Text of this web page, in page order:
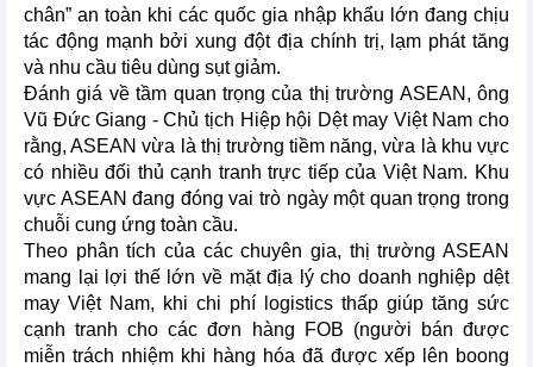
chân” an toàn khi các quốc gia nhập khẩu lớn đang chịu
tác động mạnh bởi xung đột địa chính trị, lạm phát tăng
và nhu cầu tiêu dùng sụt giảm.
Đánh giá về tầm quan trọng của thị trường ASEAN, ông
Vũ Đức Giang - Chủ tịch Hiệp hội Dệt may Việt Nam cho
rằng, ASEAN vừa là thị trường tiềm năng, vừa là khu vực
có nhiều đối thủ cạnh tranh trực tiếp của Việt Nam. Khu
vực ASEAN đang đóng vai trò ngày một quan trọng trong
chuỗi cung ứng toàn cầu.
Theo phân tích của các chuyên gia, thị trường ASEAN
mang lại lợi thế lớn về mặt địa lý cho doanh nghiệp dệt
may Việt Nam, khi chi phí logistics thấp giúp tăng sức
cạnh tranh cho các đơn hàng FOB (người bán được
miễn trách nhiệm khi hàng hóa đã được xếp lên boong